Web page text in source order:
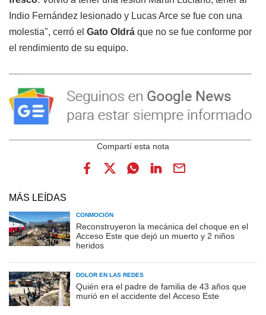
Indio Fernández lesionado y Lucas Arce se fue con una
molestia", cerró el Gato Oldrá que no se fue conforme por
el rendimiento de su equipo.
MÁS LEÍDAS
CONMOCIÓN
Reconstruyeron la mecánica del choque en el
Acceso Este que dejó un muerto y 2 niños
heridos
DOLOR EN LAS REDES
Quién era el padre de familia de 43 años que
murió en el accidente del Acceso Este